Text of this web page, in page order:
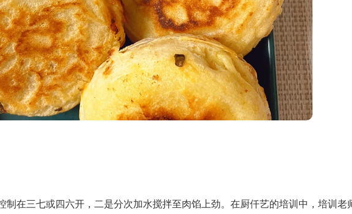
制在三七或四六开，二是分次加水搅拌至肉馅上劲。在厨仟艺的培训中，培训老